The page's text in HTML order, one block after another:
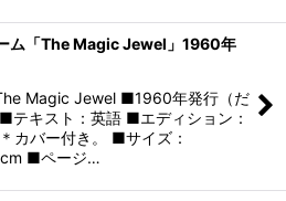
ム「The Magic Jewel」1960年
Magic Jewel ■1960年発行（だ
テキスト：英語 ■エディション：
カバー付き。 ■サイズ：
■ページ…